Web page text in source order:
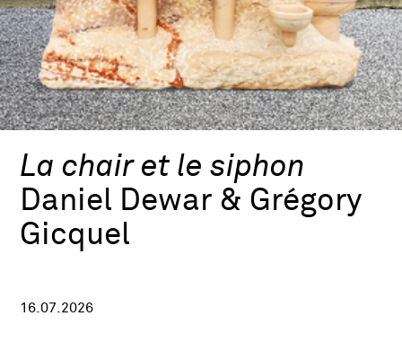
La chair et le siphon
Daniel Dewar & Grégory
Gicquel
16.07.2026